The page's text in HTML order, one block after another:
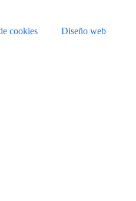
cookies Diseño web